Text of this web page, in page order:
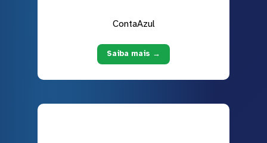
ContaAzul
Saiba mais →